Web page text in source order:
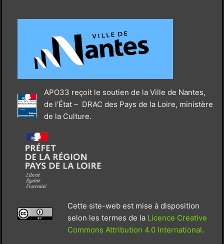
APO33 reçoit le soutien de la Ville de Nantes,
de l’État – DRAC des Pays de la Loire, ministère
de la Culture.
Cette site-web est mise à disposition
selon les termes de la Licence Creative
Commons Attribution 4.0 International.